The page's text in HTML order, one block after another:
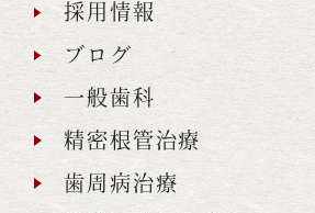
採用情報
ブログ
一般歯科
精密根管治療
歯周病治療